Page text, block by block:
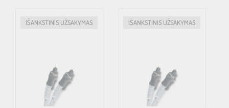
IŠANKSTINIS UŽSAKYMAS IŠANKSTINIS UŽSAKYMAS